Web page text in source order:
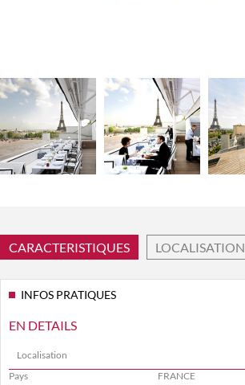
CARACTERISTIQUES LOCALISATION
INFOS PRATIQUES
EN DETAILS
Localisation
Pays
FRANCE